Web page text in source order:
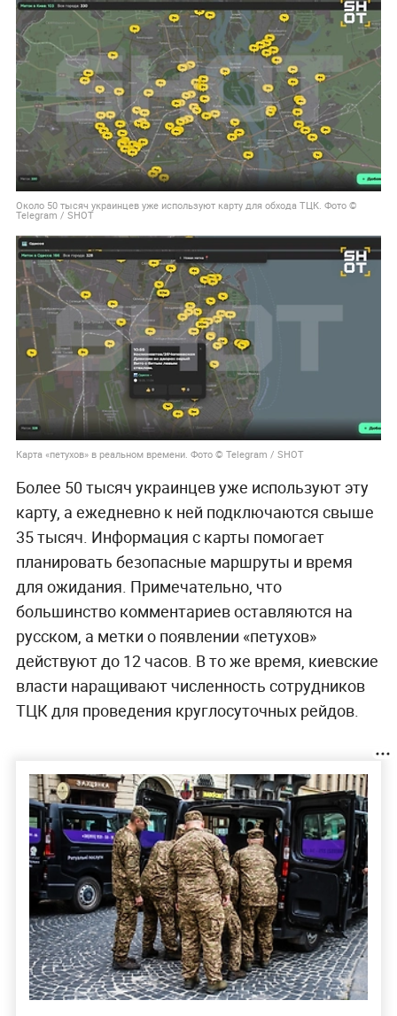
Около 50 тысяч украинцев уже используют карту для обхода ТЦК. Фото ©
Telegram / SHOT
Карта «петухов» в реальном времени. Фото © Telegram / SHOT
Более 50 тысяч украинцев уже используют эту
карту, а ежедневно к ней подключаются свыше
35 тысяч. Информация с карты помогает
планировать безопасные маршруты и время
для ожидания. Примечательно, что
большинство комментариев оставляются на
русском, а метки о появлении «петухов»
действуют до 12 часов. В то же время, киевские
власти наращивают численность сотрудников
ТЦК для проведения круглосуточных рейдов.